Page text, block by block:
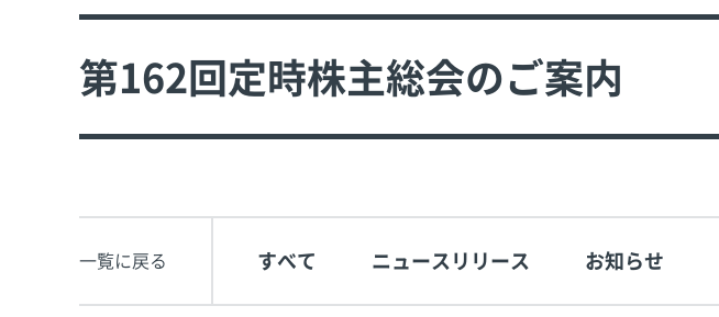
第162回定時株主総会のご案内
一覧に戻る すべて ニュースリリース お知らせ